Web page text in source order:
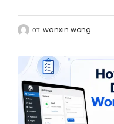
от wanxin wong